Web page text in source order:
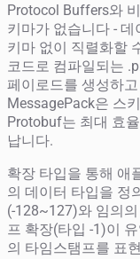
Protocol Buffers와
키마가 없습니다 -
키마 없이 직렬화할
코드로 컴파일되는
페이로드를 생성하
MessagePack은 스
Protobuf는 최대 효
납니다.
확장 타입을 통해 애
의 데이터 타입을 정
(-128~127)와 임의
프 확장(타입 -1)이
의 타임스탬프를 표